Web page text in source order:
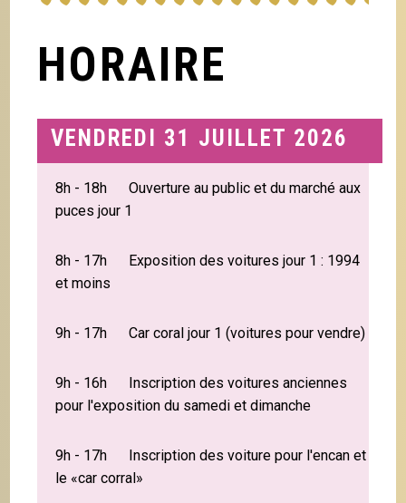
HORAIRE
VENDREDI 31 JUILLET 2026
8h - 18h Ouverture au public et du marché aux
puces jour 1
8h - 17h Exposition des voitures jour 1 : 1994
et moins
9h - 17h Car coral jour 1 (voitures pour vendre)
9h - 16h Inscription des voitures anciennes
pour l'exposition du samedi et dimanche
9h - 17h Inscription des voiture pour l'encan et
le «car corral»